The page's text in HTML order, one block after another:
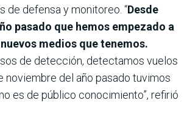
de defensa y monitoreo. “Desde
pasado que hemos empezado a
medios que tenemos.
de detección, detectamos vuelos
noviembre del año pasado tuvimos
es de público conocimiento”, refirió